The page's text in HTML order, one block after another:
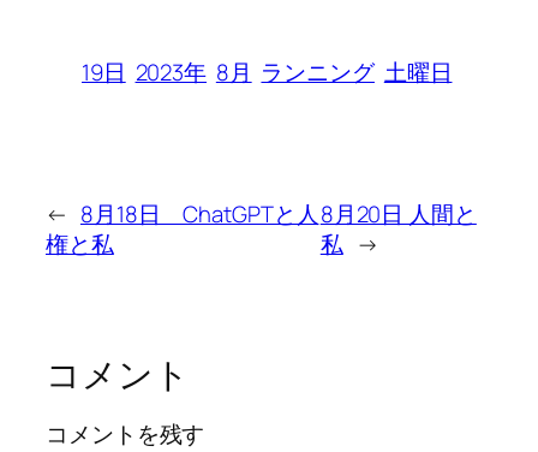
19日 2023年 8月 ランニング 土曜日
← 8月18日 ChatGPTと人
権と私
8月20日 人間と
私 →
コメント
コメントを残す